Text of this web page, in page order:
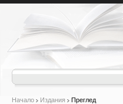
Начало Издания Преглед